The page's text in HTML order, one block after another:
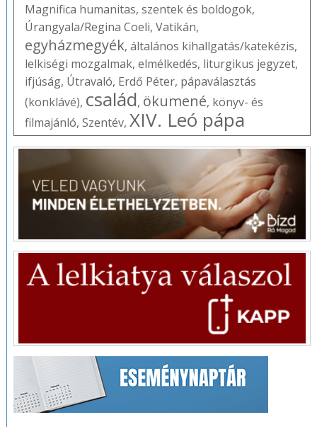
Magnifica humanitas, szentek és boldogok,
Úrangyala/Regina Coeli, Vatikán,
egyházmegyék, általános kihallgatás/katekézis,
lelkiségi mozgalmak, elmélkedés, liturgikus jegyzet,
ifjúság, Útravaló, Erdő Péter, pápaválasztás
(konklávé), család, ökumené, könyv- és
filmajánló, Szentév, XIV. Leó pápa